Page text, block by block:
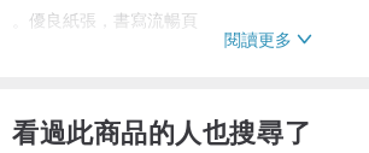
。優良紙張，書寫流暢頁
閱讀更多
看過此商品的人也搜尋了